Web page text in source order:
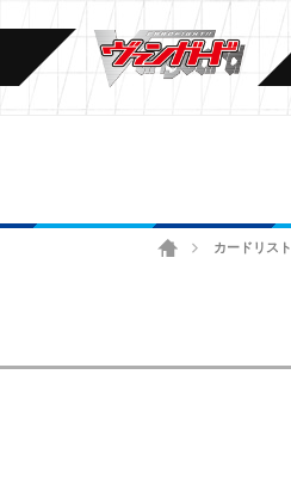
ホームカードリスト